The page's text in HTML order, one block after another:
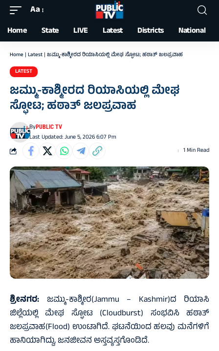
Font
Resizer
Aa
Home State LIVE Latest Districts National
Home | Latest | ಜಮ್ಮು-ಕಾಶ್ಮೀರದ ರಿಯಾಸಿಯಲ್ಲಿ ಮೇಘ ಸ್ಫೋಟ; ಹಠಾತ್ ಜಲಪ್ರವಾಹ
LATEST
ಜಮ್ಮು-ಕಾಶ್ಮೀರದ ರಿಯಾಸಿಯಲ್ಲಿ ಮೇಘ
ಸ್ಫೋಟ; ಹಠಾತ್ ಜಲಪ್ರವಾಹ
Last Updated: June 5, 2026 6:07 Pm
ByPUBLIC TV
1 Min Read
ಶ್ರೀನಗರ: ಜಮ್ಮು-ಕಾಶ್ಮೀರ(Jammu – Kashmir)ದ ರಿಯಾಸಿ
ಜಿಲ್ಲೆಯಲ್ಲಿ ಮೇಘ ಸ್ಫೋಟ (Cloudburst) ಸಂಭವಿಸಿ ಹಠಾತ್
ಜಲಪ್ರವಾಹ(Flood) ಉಂಟಾಗಿದೆ. ಘಟನೆಯಿಂದ ಹಲವು ಮನೆಗಳಿಗೆ
ಹಾನಿಯಾಗಿದ್ದು, ಜನಜೀವನ ಅಸ್ತವ್ಯಸ್ತಗೊಂಡಿದೆ.